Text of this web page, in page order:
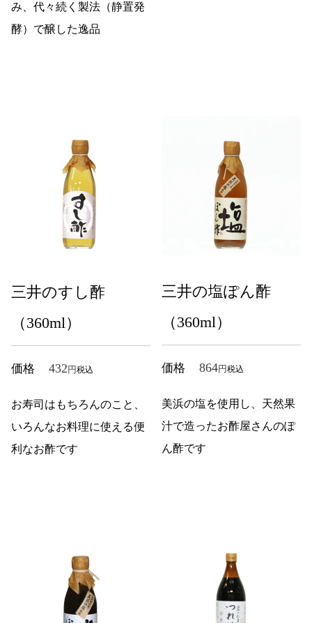
み、代々続く製法（静置発
酵）で醸した逸品
三井のすし酢
（360ml）
価格 432 税込
お寿司はもちろんのこと、
いろんなお料理に使える便
利なお酢です
三井の塩ぽん酢
（360ml）
価格 864 税込
美浜の塩を使用し、天然果
汁で造ったお酢屋さんのぽ
ん酢です